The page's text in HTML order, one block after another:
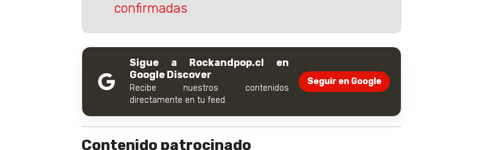
confirmadas
Sigue a Rockandpop.cl en
Google Discover
Recibe nuestros contenidos
directamente en tu feed.
Seguir en Google
Contenido patrocinado